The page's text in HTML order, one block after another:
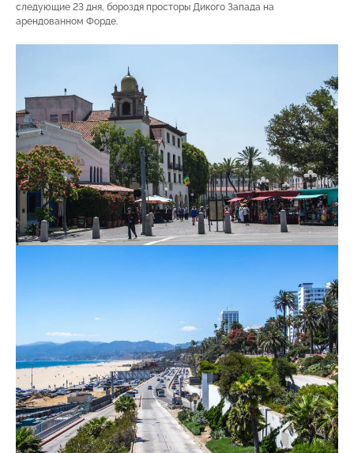
следующие 23 дня, бороздя просторы Дикого Запада на
арендованном Форде.